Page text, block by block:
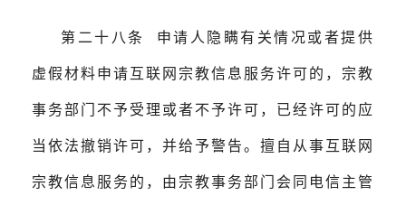
第二十八条 申请人隐瞒有关情况或者提供
虚假材料申请互联网宗教信息服务许可的，宗教
事务部门不予受理或者不予许可，已经许可的应
当依法撤销许可，并给予警告。擅自从事互联网
宗教信息服务的，由宗教事务部门会同电信主管